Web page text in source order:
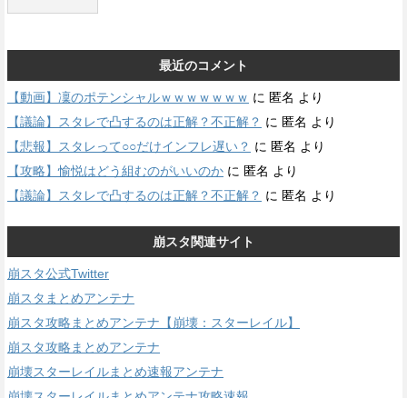
最近のコメント
【動画】凜のポテンシャルｗｗｗｗｗｗｗ に 匿名 より
【議論】スタレで凸するのは正解？不正解？ に 匿名 より
【悲報】スタレって○○だけインフレ遅い？ に 匿名 より
【攻略】愉悦はどう組むのがいいのか に 匿名 より
【議論】スタレで凸するのは正解？不正解？ に 匿名 より
崩スタ関連サイト
崩スタ公式Twitter
崩スタまとめアンテナ
崩スタ攻略まとめアンテナ【崩壊：スターレイル】
崩スタ攻略まとめアンテナ
崩壊スターレイルまとめ速報アンテナ